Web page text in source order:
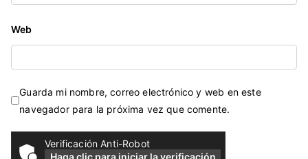
Web
Guarda mi nombre, correo electrónico y web en este
navegador para la próxima vez que comente.
Verificación Anti-Robot